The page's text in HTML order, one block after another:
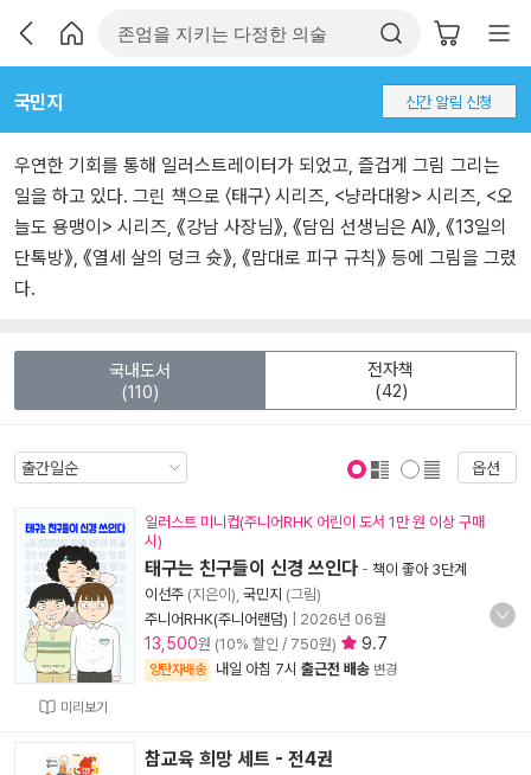
국민지 신간 알림 신청
우연한 기회를 통해 일러스트레이터가 되었고, 즐겁게 그림 그리는
일을 하고 있다. 그린 책으로 〈태구〉 시리즈, <냥라대왕> 시리즈, <오
늘도 용맹이> 시리즈, 《강남 사장님》, 《담임 선생님은 AI》, 《13일의
단톡방》, 《열세 살의 덩크 슛》, 《맘대로 피구 규칙》 등에 그림을 그렸
다.
국내도서
(110)
전자책
(42)
옵션
미리보기
일러스트 미니컵(주니어RHK 어린이 도서 1만 원 이상 구매
시)
태구는 친구들이 신경 쓰인다 - 책이 좋아 3단계
이선주 (지은이), 국민지 (그림)
주니어RHK(주니어랜덤)
2026년 06월
13,500원 (10% 할인 / 750원) 9.7
양탄자배송 내일 아침 7시 출근전 배송 변경
참교육 희망 세트 - 전4권